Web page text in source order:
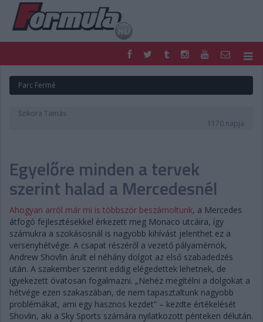
FORMULA
MOTOR
NEMZETKÖZI
DIGITÁLIS MAGAZIN
PONTÁLLÁSOK
VERSENYNAPTÁRAK
Parc Fermé
Szikora Tamás
1170 napja
Egyelőre minden a tervek
szerint halad a Mercedesnél
Ahogyan arról már mi is többször beszámoltunk, a Mercedes
átfogó fejlesztésekkel érkezett meg Monaco utcáira, így
számukra a szokásosnál is nagyobb kihívást jelenthet ez a
versenyhétvége. A csapat részéről a vezető pályamérnök,
Andrew Shovlin árult el néhány dolgot az első szabadedzés
után. A szakember szerint eddig elégedettek lehetnek, de
igyekezett óvatosan fogalmazni. „Nehéz megítélni a dolgokat a
hétvége ezen szakaszában, de nem tapasztaltunk nagyobb
problémákat, ami egy hasznos kezdet” – kezdte értékelését
Shovlin, aki a Sky Sports számára nyilatkozott pénteken délután.